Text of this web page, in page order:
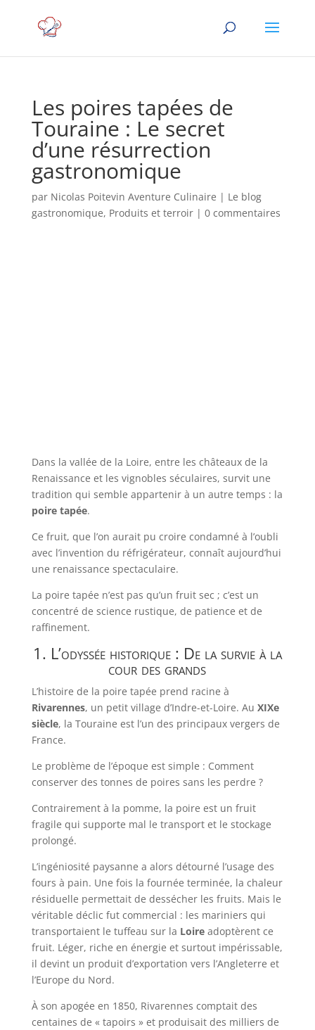
Les poires tapées de
Touraine : Le secret
d’une résurrection
gastronomique
par Nicolas Poitevin Aventure Culinaire | Le blog
gastronomique, Produits et terroir| 0 commentaires
Dans la vallée de la Loire, entre les châteaux de la
Renaissance et les vignobles séculaires, survit une
tradition qui semble appartenir à un autre temps : la
poire tapée.
Ce fruit, que l’on aurait pu croire condamné à l’oubli
avec l’invention du réfrigérateur, connaît aujourd’hui
une renaissance spectaculaire.
La poire tapée n’est pas qu’un fruit sec ; c’est un
concentré de science rustique, de patience et de
raffinement.
1. L’odyssée historique : De la survie à la
cour des grands
L’histoire de la poire tapée prend racine à
Rivarennes, un petit village d’Indre-et-Loire. Au XIXe
siècle, la Touraine est l’un des principaux vergers de
France.
Le problème de l’époque est simple : Comment
conserver des tonnes de poires sans les perdre ?
Contrairement à la pomme, la poire est un fruit
fragile qui supporte mal le transport et le stockage
prolongé.
L’ingéniosité paysanne a alors détourné l’usage des
fours à pain. Une fois la fournée terminée, la chaleur
résiduelle permettait de dessécher les fruits. Mais le
véritable déclic fut commercial : les mariniers qui
transportaient le tuffeau sur la Loireadoptèrent ce
fruit. Léger, riche en énergie et surtout impérissable,
il devint un produit d’exportation vers l’Angleterre et
l’Europe du Nord.
À son apogée en 1850, Rivarennes comptait des
centaines de « tapoirs » et produisait des milliers de